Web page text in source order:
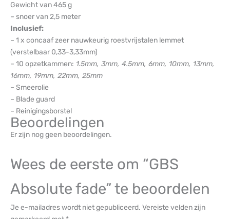
Gewicht van 465 g
– snoer van 2,5 meter
Inclusief:
– 1 x concaaf zeer nauwkeurig roestvrijstalen lemmet
(verstelbaar 0,33-3,33mm)
– 10 opzetkammen: 1.5mm, 3mm, 4.5mm, 6mm, 10mm, 13mm,
16mm, 19mm, 22mm, 25mm
– Smeerolie
– Blade guard
– Reinigingsborstel
Beoordelingen
Er zijn nog geen beoordelingen.
Wees de eerste om “GBS
Absolute fade” te beoordelen
Je e-mailadres wordt niet gepubliceerd. Vereiste velden zijn